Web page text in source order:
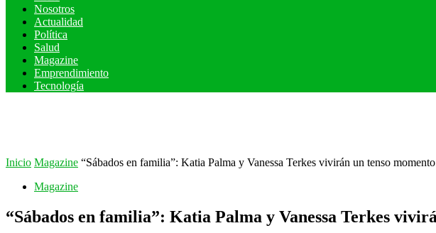
Nosotros
Actualidad
Política
Salud
Magazine
Emprendimiento
Tecnología
Inicio Magazine “Sábados en familia”: Katia Palma y Vanessa Terkes vivirán un tenso
Magazine
“Sábados en familia”: Katia Palma y Vanessa Terkes